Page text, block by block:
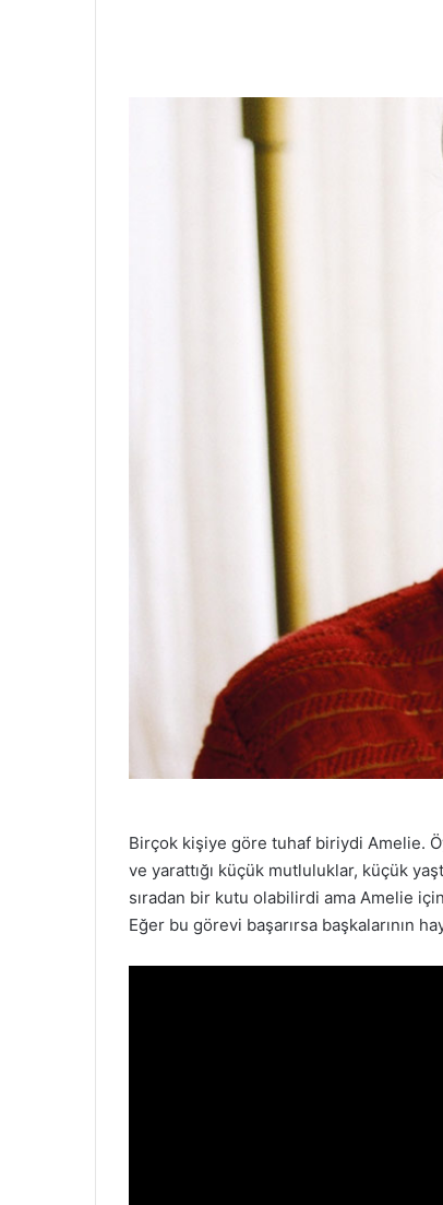
Birçok kişiye göre tuhaf biriydi Amelie.
ve yarattığı küçük mutluluklar, küçük
sıradan bir kutu olabilirdi ama Amelie
Eğer bu görevi başarırsa başkalarının